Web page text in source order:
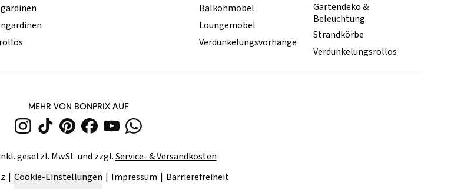
Balkonmöbel
Loungemöbel
Verdunkelungsvorhänge
Gartendeko &
Beleuchtung
Strandkörbe
Verdunkelungsrollos
MEHR VON BONPRIX AUF
gesetzl. MwSt. und zzgl.Service- & Versandkosten
Cookie-Einstellungen Impressum Barrierefreiheit